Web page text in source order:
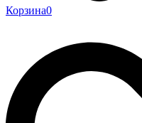
Корзина0